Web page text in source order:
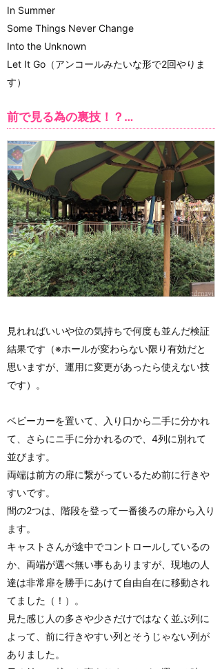
In Summer
Some Things Never Change
Into the Unknown
Let It Go（アンコールみたいな形で2回やりま
す）
前で見る為の裏技！？…
見れればいいや位の気持ちで何度も並んだ検証
結果です（※ホールが変わらない限り有効だと
思いますが、運用に変更があったら使えない技
です）。
ベビーカーを置いて、入り口から二手に分かれ
て、さらにニ手に分かれるので、4列に別れて
並びます。
両端は前方の扉に繋がっているため前に行きや
すいです。
間の2つは、階段を登って一番後ろの扉から入り
ます。
キャストさんが途中でコントロールしているの
か、両端が選べ無い事もありますが、現地の人
達は非常扉を勝手にあけて自由自在に移動され
てました（！）。
見た感じ人の多さや少さだけではなく並ぶ列に
よって、前に行きやすい列とそうじゃない列が
ありました。